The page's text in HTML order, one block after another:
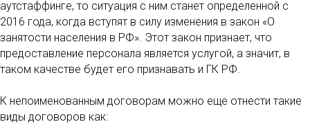
аутстаффинге, то ситуация с ним станет определенной с
2016 года, когда вступят в силу изменения в закон «О
занятости населения в РФ». Этот закон признает, что
предоставление персонала является услугой, а значит, в
таком качестве будет его признавать и ГК РФ.
К непоименованным договорам можно еще отнести такие
виды договоров как: